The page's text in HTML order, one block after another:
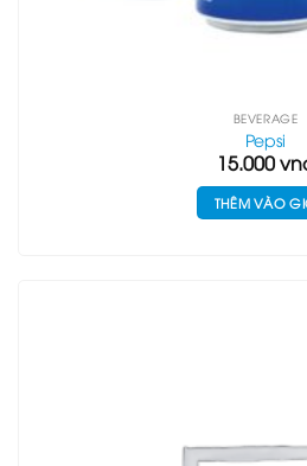
BEVERAGE
Pepsi
15.000
THÊM VÀO